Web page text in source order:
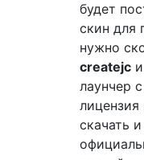
будет
скин для
нужно
createjcи
лаунчер
скачать